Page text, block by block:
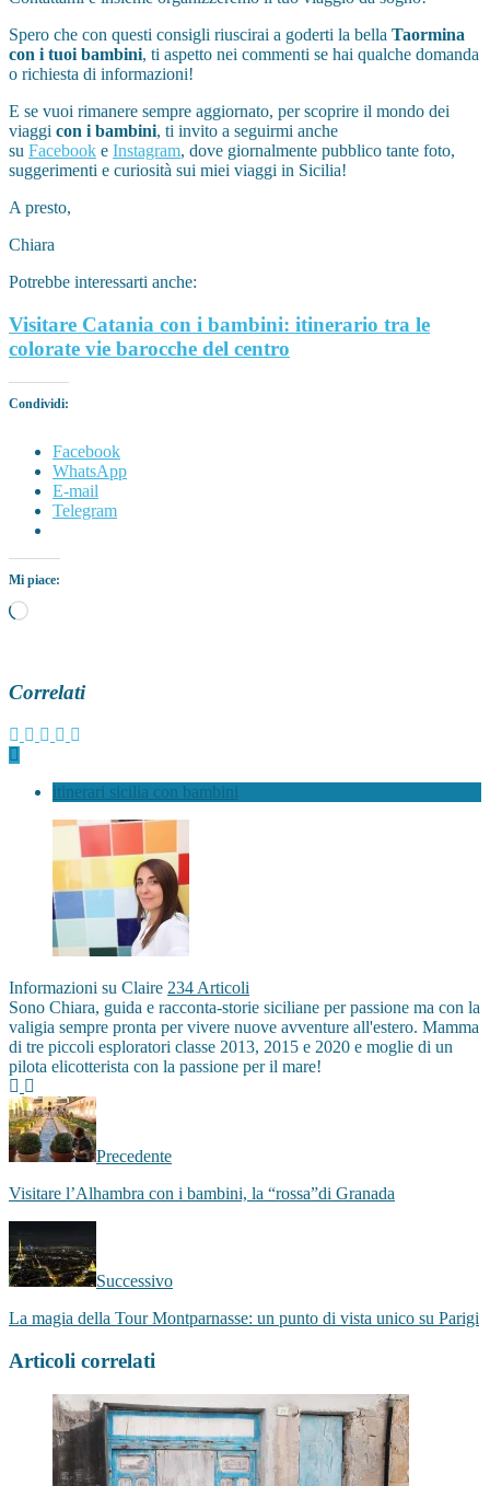
Spero che con questi consigli riuscirai a goderti la bella Taormina
con i tuoi bambini, ti aspetto nei commenti se hai qualche domanda
o richiesta di informazioni!
E se vuoi rimanere sempre aggiornato, per scoprire il mondo dei
viaggi con i bambini, ti invito a seguirmi anche
su Facebook e Instagram, dove giornalmente pubblico tante foto,
suggerimenti e curiosità sui miei viaggi in Sicilia!
A presto,
Chiara
Potrebbe interessarti anche:
Visitare Catania con i bambini: itinerario tra le
colorate vie barocche del centro
Condividi:
Facebook
WhatsApp
E-mail
Telegram
Mi piace:
Caricamento
Correlati
itinerari sicilia con bambini
Informazioni su Claire 234 Articoli
Sono Chiara, guida e racconta-storie siciliane per passione ma con la
valigia sempre pronta per vivere nuove avventure all'estero. Mamma
di tre piccoli esploratori classe 2013, 2015 e 2020 e moglie di un
pilota elicotterista con la passione per il mare!
Facebook
Precedente
Visitare l’Alhambra con i bambini, la “rossa”di Granada
Successivo
La magia della Tour Montparnasse: un punto di vista unico su Parigi
Articoli correlati